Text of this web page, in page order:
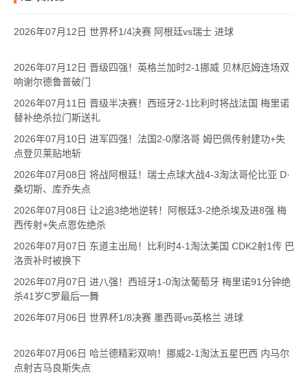
2026年07月12日 世界杯1/4决赛 阿根廷vs瑞士 进球
2026年07月12日 晋级四强！英格兰加时2-1挪威 贝林厄姆连场双
响谢尔德鲁普破门
2026年07月11日 晋级半决赛！西班牙2-1比利时将战法国 梅里诺
替补绝杀拉门斯送礼
2026年07月10日 进军四强！法国2-0摩洛哥 姆巴佩传射建功+失
点登贝莱贴地斩
2026年07月08日 将战阿根廷！瑞士点球大战4-3淘汰哥伦比亚 D·
桑切斯、库乔失点
2026年07月08日 让2追3绝地逆转！阿根廷3-2绝杀埃及进8强 梅
西传射+失点恩佐绝杀
2026年07月07日 东道主出局！比利时4-1淘汰美国 CDK2射1传 巴
洛贡补时被换下
2026年07月07日 进八强！西班牙1-0淘汰葡萄牙 梅里诺91分钟绝
杀41岁C罗最后一舞
2026年07月06日 世界杯1/8决赛 墨西哥vs英格兰 进球
2026年07月06日 哈兰德精彩双响！挪威2-1淘汰五星巴西 内马尔
点射吉马良斯失点